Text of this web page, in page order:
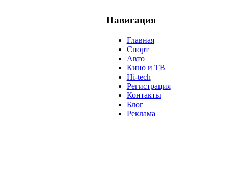
Навигация
Главная
Спорт
Авто
Кино и ТВ
Hi-tech
Регистрация
Контакты
Блог
Реклама